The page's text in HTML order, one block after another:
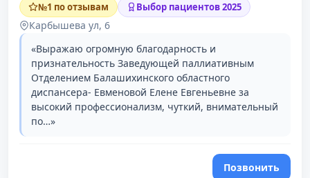
№1 по отзывам
Выбор пациентов 2025
Карбышева ул, 6
«Выражаю огромную благодарность и
признательность Заведующей паллиативным
Отделением Балашихинского областного
диспансера- Евменовой Елене Евгеньевне за
высокий профессионализм, чуткий, внимательный
по…»
Позвонить